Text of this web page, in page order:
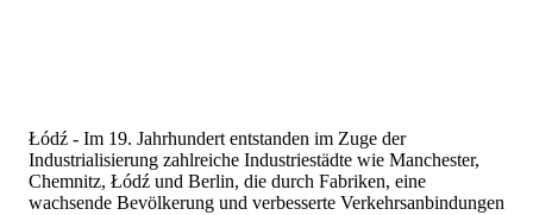
Łódź - Im 19. Jahrhundert entstanden im Zuge der
Industrialisierung zahlreiche Industriestädte wie Manchester,
Chemnitz, Łódź und Berlin, die durch Fabriken, eine
wachsende Bevölkerung und verbesserte Verkehrsanbindungen